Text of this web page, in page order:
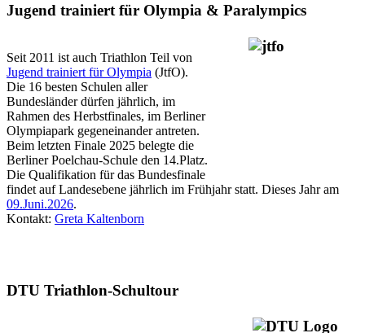
Jugend trainiert für Olympia & Paralympics
Seit 2011 ist auch Triathlon Teil von
Jugend trainiert für Olympia (JtfO).
Die 16 besten Schulen aller
Bundesländer dürfen jährlich, im
Rahmen des Herbstfinales, im Berliner
Olympiapark gegeneinander antreten.
Beim letzten Finale 2025 belegte die
Berliner Poelchau-Schule den 14.Platz.
Die Qualifikation für das Bundesfinale
findet auf Landesebene jährlich im Frühjahr statt. Dieses Jahr am
09.Juni.2026.
Kontakt: Greta Kaltenborn
DTU Triathlon-Schultour